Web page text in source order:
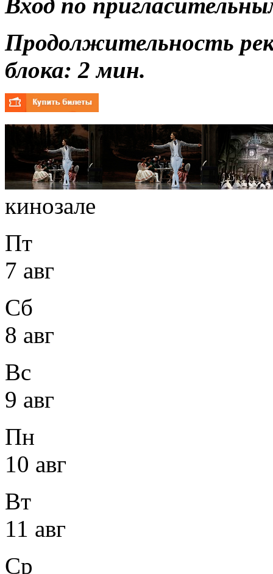
Продолжительность
блока: 2 мин.
кинозале
Пт
7 авг
Сб
8 авг
Вс
9 авг
Пн
10 авг
Вт
11 авг
Ср